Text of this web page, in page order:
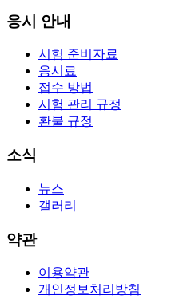
응시 안내
시험 준비자료
응시료
접수 방법
시험 관리 규정
환불 규정
소식
뉴스
갤러리
약관
이용약관
개인정보처리방침